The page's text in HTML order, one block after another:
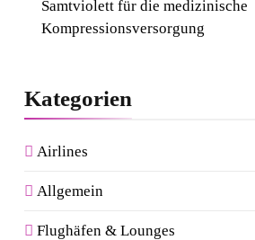
Samtviolett für die medizinische
Kompressionsversorgung
Kategorien
Airlines
Allgemein
Flughäfen & Lounges